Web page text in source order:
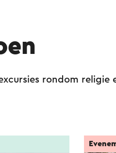
rondom religie